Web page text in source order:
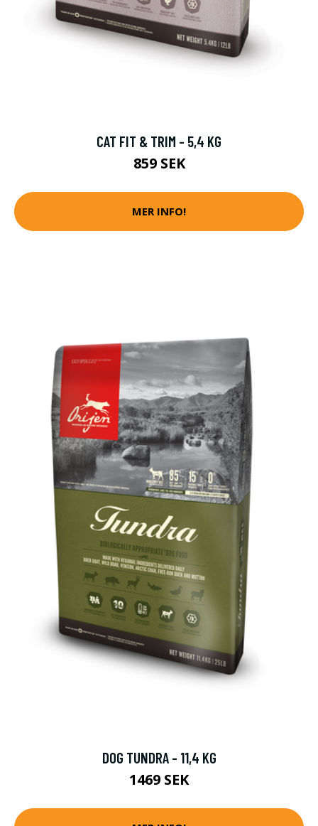
CAT FIT & TRIM - 5,4 KG
859 SEK
MER INFO!
DOG TUNDRA - 11,4 KG
1469 SEK